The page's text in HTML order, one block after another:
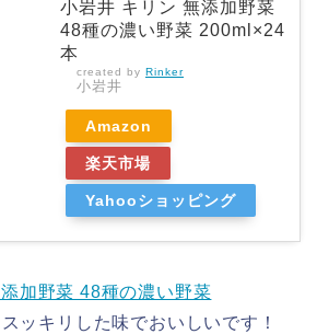
小岩井 キリン 無添加野菜
48種の濃い野菜 200ml×24
本
created by Rinker
小岩井
Amazon
楽天市場
Yahooショッピング
加野菜 48種の濃い野菜
ッキリした味でおいしいです！